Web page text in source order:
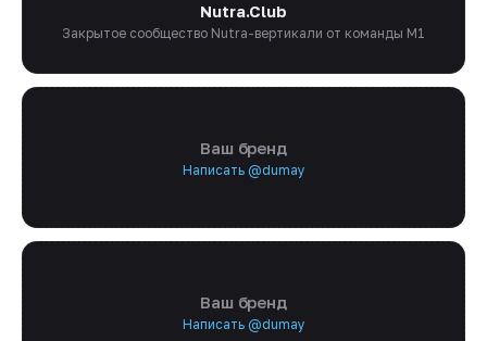
Nutra.Club
Закрытое сообщество Nutra-вертикали от команды M1
Ваш бренд
Написать @dumay
Ваш бренд
Написать @dumay